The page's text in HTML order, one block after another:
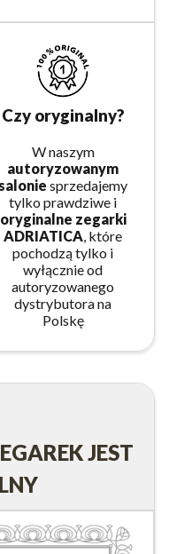
Czy oryginalny?
W naszym
autoryzowanym
salonie sprzedajemy
tylko prawdziwe i
oryginalne zegarki
ADRIATICA, które
pochodzą tylko i
wyłącznie od
autoryzowanego
dystrybutora na
Polskę
JEST